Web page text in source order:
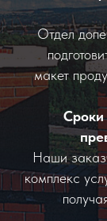
Отдел
макет
Сроки
Наши
комплекс